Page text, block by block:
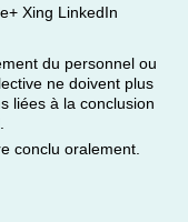
Xing LinkedIn
du personnel ou
ne doivent plus
liées à la conclusion
conclu oralement.